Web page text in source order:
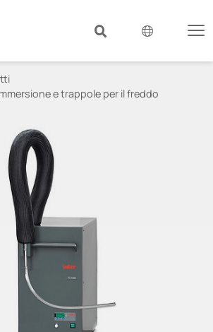
e trappole per il freddo